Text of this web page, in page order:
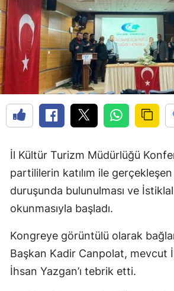
Edirne
Elazığ
Giresun
Hakkari
İl Kültür Turizm Müdürlüğü
partililerin katılım ile
duruşunda bulunulması ve İstiklal
okunmasıyla başladı.
Kongreye görüntülü olarak
Başkan Kadir Canpolat, mevcut
İhsan Yazgan’ı tebrik etti.